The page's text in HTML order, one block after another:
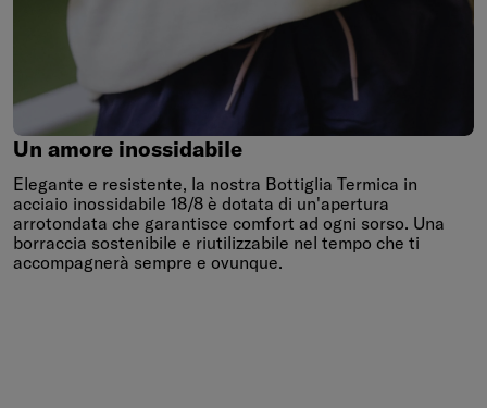
Un amore inossidabile
Un amore inossidabile
Elegante e resistente, la nostra Bottiglia Termica in
acciaio inossidabile 18/8 è dotata di un'apertura
arrotondata che garantisce comfort ad ogni sorso. Una
borraccia sostenibile e riutilizzabile nel tempo che ti
accompagnerà sempre e ovunque.